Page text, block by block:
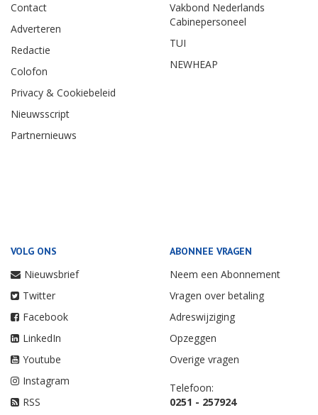
Contact
Adverteren
Redactie
Colofon
Privacy & Cookiebeleid
Nieuwsscript
Partnernieuws
Vakbond Nederlands
Cabinepersoneel
TUI
NEWHEAP
VOLG ONS
Nieuwsbrief
Twitter
Facebook
LinkedIn
Youtube
Instagram
RSS
ABONNEE VRAGEN
Neem een Abonnement
Vragen over betaling
Adreswijziging
Opzeggen
Overige vragen
Telefoon:
0251 - 257924